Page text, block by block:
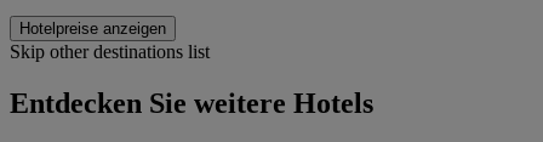
Hotelpreise anzeigen
Skip other destinations list
Entdecken Sie weitere Hotels